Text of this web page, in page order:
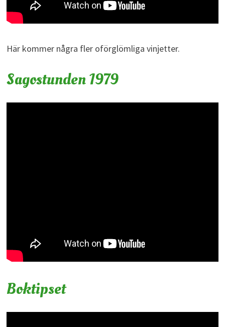
Här kommer några fler oförglömliga vinjetter.
Sagostunden 1979
Boktipset